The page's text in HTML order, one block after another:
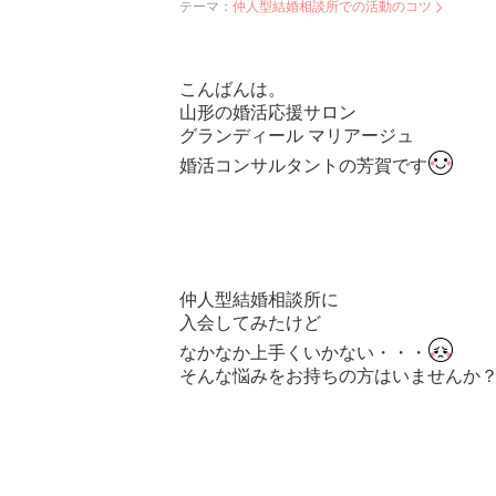
テーマ： 仲人型結婚相談所での活動のコツ
こんばんは。
山形の婚活応援サロン
グランディール マリアージュ
婚活コンサルタントの芳賀です
仲人型結婚相談所に
入会してみたけど
なかなか上手くいかない・・・
そんな悩みをお持ちの方はいませんか？